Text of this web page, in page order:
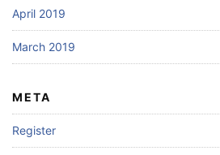
April 2019
March 2019
META
Register